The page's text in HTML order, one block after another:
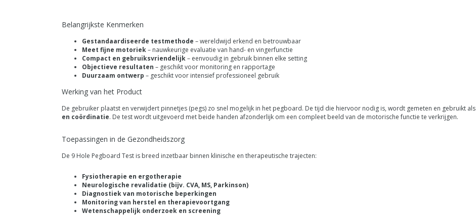
Belangrijkste Kenmerken
Gestandaardiseerde testmethode – wereldwijd erkend en betrouwbaar
Meet fijne motoriek– nauwkeurige evaluatie van hand- en vingerfunctie
Compact en gebruiksvriendelijk– eenvoudig in gebruik binnen elke setting
Objectieve resultaten – geschikt voor monitoring en rapportage
Duurzaam ontwerp – geschikt voor intensief professioneel gebruik
Werking van het Product
De gebruiker plaatst en verwijdert pinnetjes (pegs) zo snel mogelijk in het pegboard. De tijd die hiervoor nodig is, wordt gemeten en gebruikt als
en coördinatie. De test wordt uitgevoerd met beide handen afzonderlijk om een compleet beeld van de motorische functie te verkrijgen.
Toepassingen in de Gezondheidszorg
De 9 Hole Pegboard Test is breed inzetbaar binnen klinische en therapeutische trajecten:
Fysiotherapie en ergotherapie
Neurologische revalidatie (bijv. CVA, MS, Parkinson)
Diagnostiek van motorische beperkingen
Monitoring van herstel en therapievoortgang
Wetenschappelijk onderzoek en screening